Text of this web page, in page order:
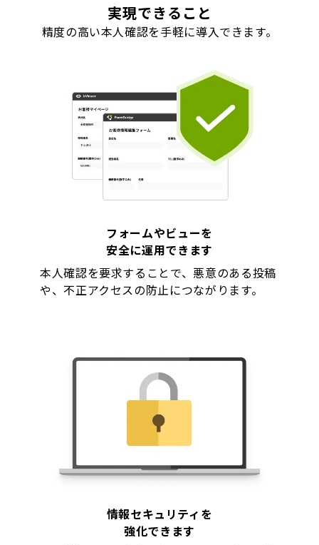
実現できること
精度の高い本人確認を手軽に導入できます。
フォームやビューを
安全に運用できます
本人確認を要求することで、悪意のある投稿
や、不正アクセスの防止につながります。
情報セキュリティを
強化できます